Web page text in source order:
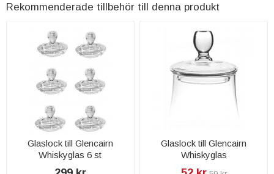
Rekommenderade tillbehör till denna produkt
Glaslock till Glencairn
Whiskyglas 6 st
Glaslock till Glencairn
Whiskyglas